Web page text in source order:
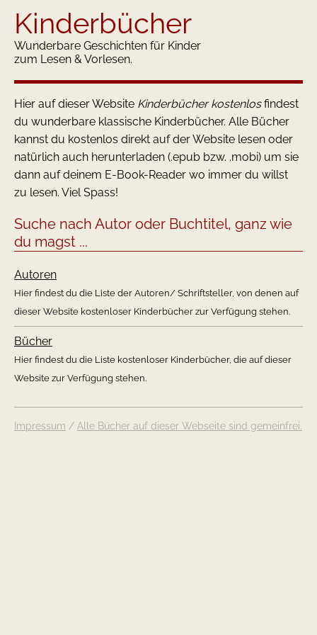
Kinderbücher
Wunderbare Geschichten für Kinder
zum Lesen & Vorlesen.
Hier auf dieser Website Kinderbücher kostenlosfindest
du wunderbare klassische Kinderbücher. Alle Bücher
kannst du kostenlos direkt auf der Website lesen oder
natürlich auch herunterladen (.epub bzw. .mobi) um sie
dann auf deinem E-Book-Reader wo immer du willst
zu lesen. Viel Spass!
Suche nach Autor oder Buchtitel, ganz wie
du magst ...
Autoren
Hier findest du die Liste der Autoren/ Schriftsteller, von denen auf
dieser Website kostenloser Kinderbücher zur Verfügung stehen.
Bücher
Hier findest du die Liste kostenloser Kinderbücher, die auf dieser
Website zur Verfügung stehen.
Impressum / Alle Bücher auf dieser Webseite sind gemeinfrei.